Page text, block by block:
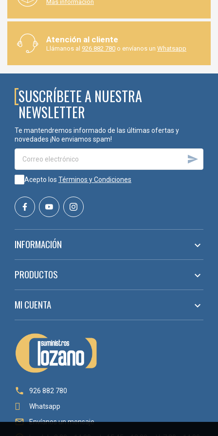
Más información
Atención al cliente
Llámanos al 926 882 780 o envíanos un Whatsapp
SUSCRÍBETE A NUESTRA
NEWSLETTER
Te mantendremos informado de las últimas ofertas y
novedades ¡No enviamos spam!

Acepto los Términos y Condiciones
INFORMACIÓN 
PRODUCTOS 
MI CUENTA 

926 882 780
Whatsapp
 Envíanos un mensaje